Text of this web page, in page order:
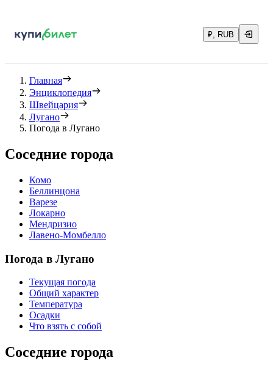
₽, RUB
Главная
Энциклопедия
Швейцария
Лугано
Погода в Лугано
Соседние города
Комо
Беллинцона
Варезе
Локарно
Мендризио
Лавено-Момбелло
Погода в Лугано
Текущая погода
Общий характер
Температура
Осадки
Что взять с собой
Соседние города